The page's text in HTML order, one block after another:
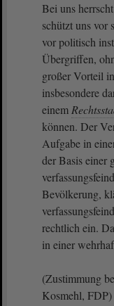
Bei uns
schützt uns vor
vor politisch
Übergriffen,
großer Vorteil
insbesondere
einem
können. Der
Aufgabe in
der Basis einer
Bevölkerung,
rechtlich ein.
in einer
(Zustimmung
Kosmehl, FDP)